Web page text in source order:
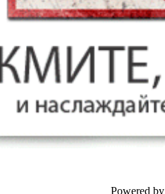
Powered